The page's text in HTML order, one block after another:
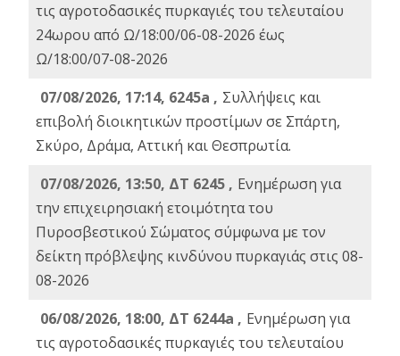
τις αγροτοδασικές πυρκαγιές του τελευταίου
24ωρου από Ω/18:00/06-08-2026 έως
Ω/18:00/07-08-2026
07/08/2026, 17:14, 6245a , Συλλήψεις και
επιβολή διοικητικών προστίμων σε Σπάρτη,
Σκύρο, Δράμα, Αττική και Θεσπρωτία.
07/08/2026, 13:50, ΔΤ 6245 , Ενημέρωση για
την επιχειρησιακή ετοιμότητα του
Πυροσβεστικού Σώματος σύμφωνα με τον
δείκτη πρόβλεψης κινδύνου πυρκαγιάς στις 08-
08-2026
06/08/2026, 18:00, ΔΤ 6244a , Ενημέρωση για
τις αγροτοδασικές πυρκαγιές του τελευταίου